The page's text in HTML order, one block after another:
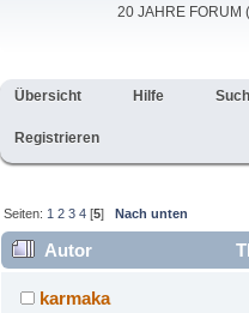
20 JAHRE FORUM
Übersicht Hilfe
Registrieren
Seiten: 1 2 3 4 [5]Nach unten
Autor
am 19.7.11 ca. 5.15 - 5.20
karmaka